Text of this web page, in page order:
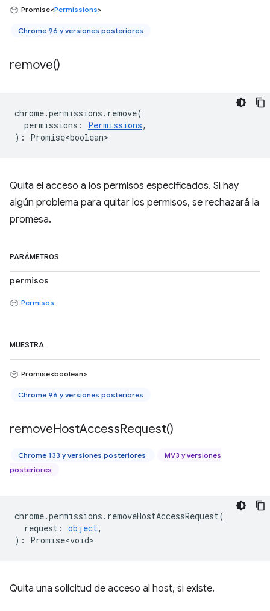
Promise<Permissions>
Chrome 96 y versiones posteriores
remove()
chrome.permissions . remove(
permissions : Permissions,
) : Promise<boolean>
Quita el acceso a los permisos especificados. Si hay
algún problema para quitar los permisos, se rechazará la
promesa.
PARÁMETROS
permisos
Permisos
MUESTRA
Promise<boolean>
Chrome 96 y versiones posteriores
removeHostAccessRequest()
Chrome 133 y versiones posteriores
MV3 y versiones
posteriores
chrome.permissions . removeHostAccessRequest(
request : object,
) : Promise<void>
Quita una solicitud de acceso al host, si existe.